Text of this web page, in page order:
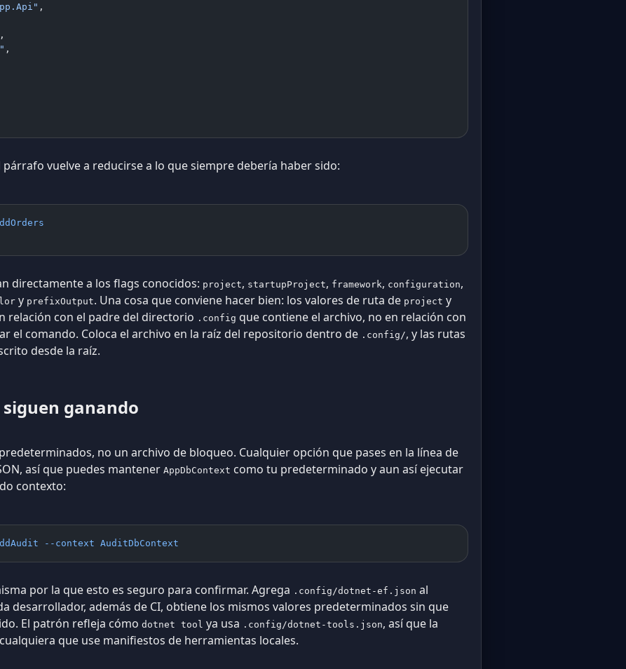
,
,
,
párrafo vuelve a reducirse a lo que siempre debería haber sido:
directamente a los flags conocidos: project, startupProject, framework, configuration,
y prefixOutput. Una cosa que conviene hacer bien: los valores de ruta de project y
relación con el padre del directorio .config que contiene el archivo, no en relación con
el comando. Coloca el archivo en la raíz del repositorio dentro de .config/, y las rutas
desde la raíz.
ganando
no un archivo de bloqueo. Cualquier opción que pases en la línea de
así que puedes mantener AppDbContext como tu predeterminado y aun así ejecutar
contexto:
--context AuditDbContext
por la que esto es seguro para confirmar. Agrega .config/dotnet-ef.json al
desarrollador, además de CI, obtiene los mismos valores predeterminados sin que
El patrón refleja cómo dotnet tool ya usa .config/dotnet-tools.json, así que la
que use manifiestos de herramientas locales.